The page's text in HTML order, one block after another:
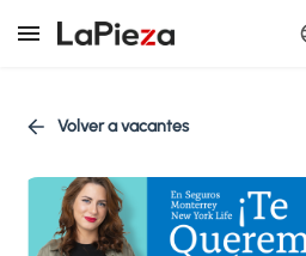
Volver a vacantes